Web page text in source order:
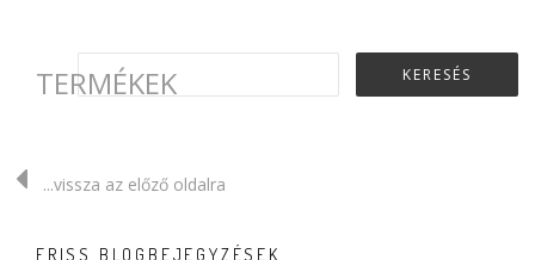
TERMÉKEK
...vissza az előző oldalra
FRISS BLOGBEJEGYZÉSEK